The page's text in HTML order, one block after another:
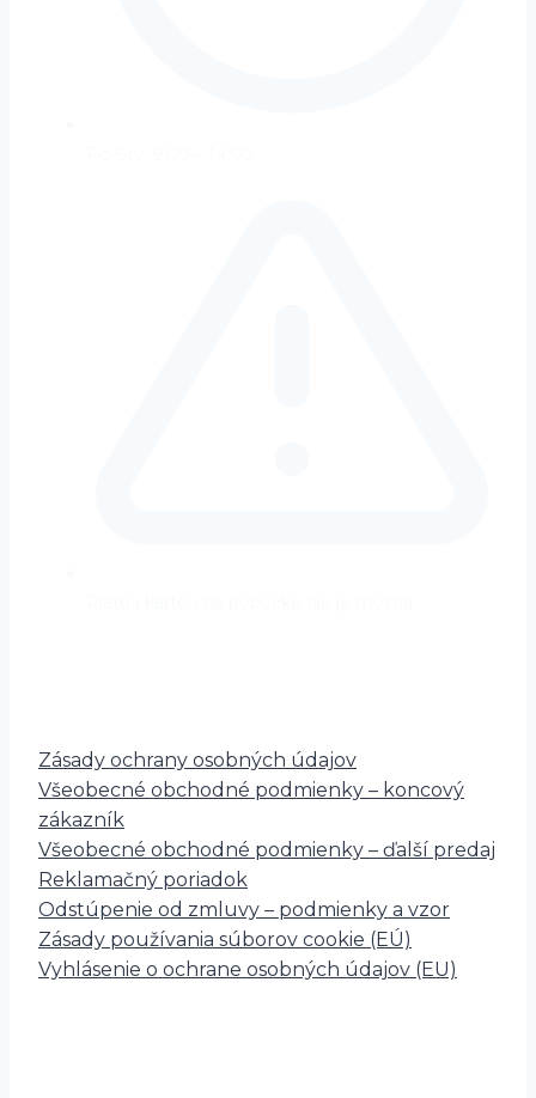
Zásady ochrany osobných údajov
Všeobecné obchodné podmienky – koncový
zákazník
Všeobecné obchodné podmienky – ďalší predaj
Reklamačný poriadok
Odstúpenie od zmluvy – podmienky a vzor
Zásady používania súborov cookie (EÚ)
Vyhlásenie o ochrane osobných údajov (EU)